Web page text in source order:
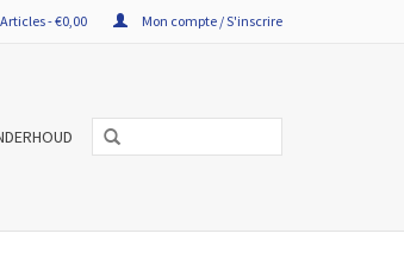
- €0,00 Mon compte / S'inscrire